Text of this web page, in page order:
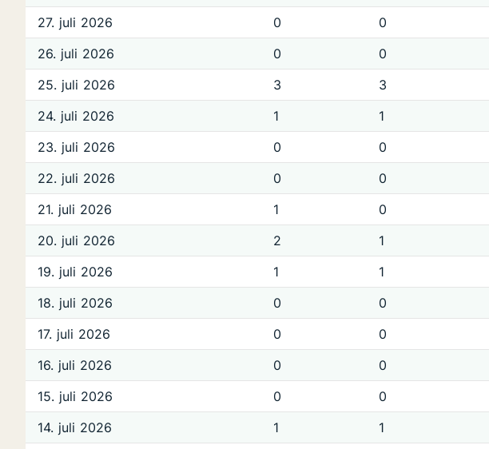
27. juli 2026
0 0
26. juli 2026
0 0
25. juli 2026
3 3
24. juli 2026
1 1
23. juli 2026
0 0
22. juli 2026
0 0
21. juli 2026
1 0
20. juli 2026
2 1
19. juli 2026
1 1
18. juli 2026
0 0
17. juli 2026
0 0
16. juli 2026
0 0
15. juli 2026
0 0
14. juli 2026
1 1